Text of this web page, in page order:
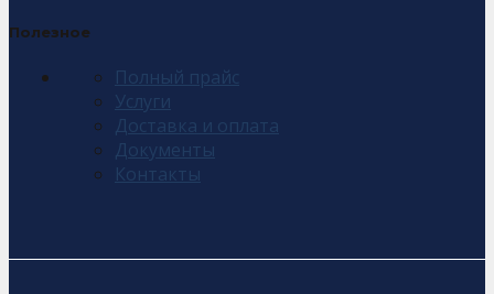
Полезное
Полный прайс
Услуги
Доставка и оплата
Документы
Контакты